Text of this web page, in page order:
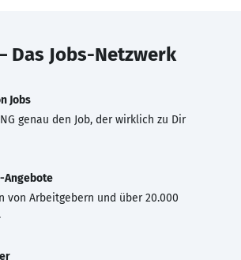
Das Jobs-Netzwerk
Jobs
genau den Job, der wirklich zu Dir
Angebote
von Arbeitgebern und über 20.000